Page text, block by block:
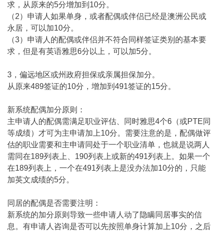
求，从原来的5分增加到10分。
（2）申请人如果单身，或者配偶或伴侣已经是澳洲公民或
永居，可以加10分。
（3）申请人的配偶或伴侣并不符合同样签证类别的基本要
求，但是有英语雅思6分以上，可以加5分。
3，偏远地区或州政府担保或亲属担保加分。
从原来489签证的10分，增加到491签证的15分。
新系统配偶加分原则：
主申请人的配偶需满足职业评估、同时雅思4个6（或PTE同
等成绩）才可为主申请加上10分。需要注意的是，配偶做评
估的职业需要和主申请同处于一个职业清单，也就是说两人
需同在189列表上、190列表上或新的491列表上。如果一个
在189列表上，一个在491列表上是没办法加10分的，只能
加英文成绩的5分。
同居的配偶是否需要注明：
新系统的加分原则导致一些申请人动了隐瞒同居事实的信
息。有申请人咨询是否可以先按照单身计算加上10分，之后